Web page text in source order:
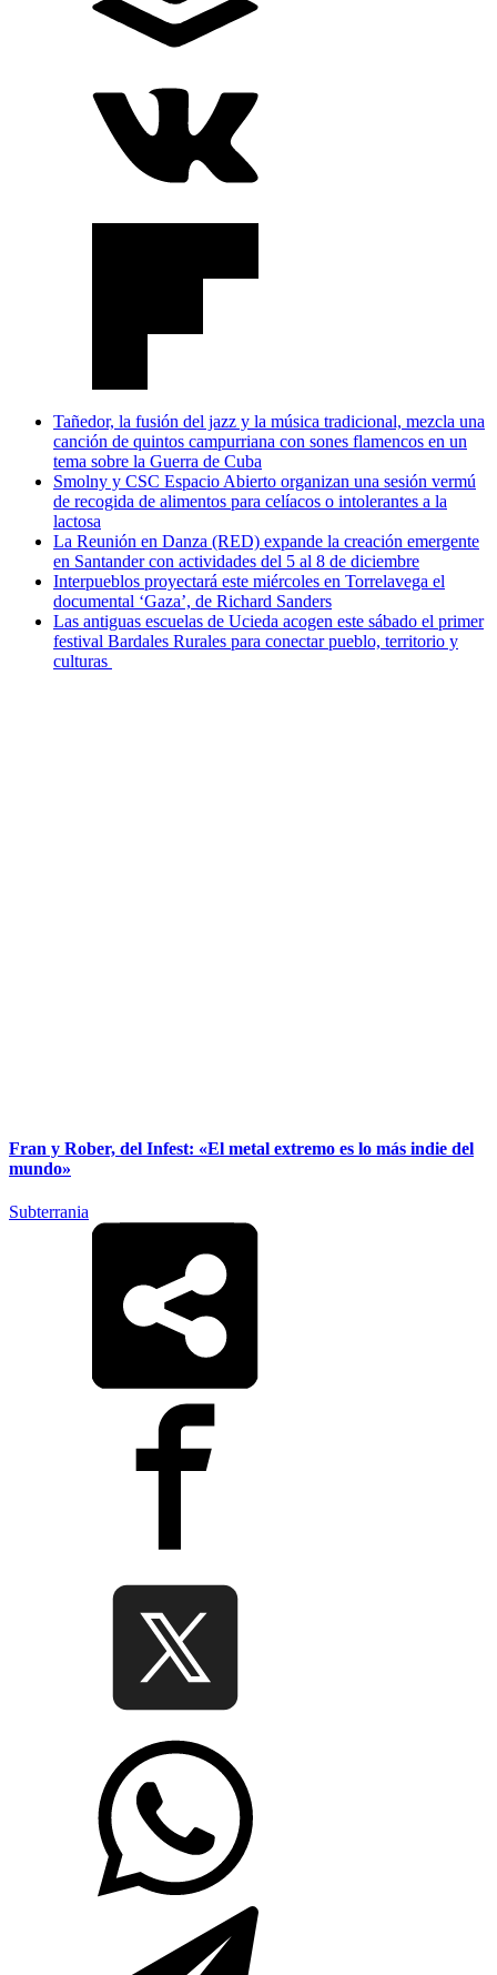
Tañedor, la fusión del jazz y la música tradicional, mezcla una
canción de quintos campurriana con sones flamencos en un
tema sobre la Guerra de Cuba
Smolny y CSC Espacio Abierto organizan una sesión vermú
de recogida de alimentos para celíacos o intolerantes a la
lactosa
La Reunión en Danza (RED) expande la creación emergente
en Santander con actividades del 5 al 8 de diciembre
Interpueblos proyectará este miércoles en Torrelavega el
documental ‘Gaza’, de Richard Sanders
Las antiguas escuelas de Ucieda acogen este sábado el primer
festival Bardales Rurales para conectar pueblo, territorio y
culturas
Fran y Rober, del Infest: «El metal extremo es lo más indie del
mundo»
Subterrania